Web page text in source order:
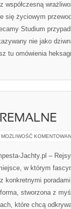
współczesną
się życiowym
Studium
nie jako
tu omówienia
MOŻLIWOŚĆ
Jachty.pl –
w którym
konkretnymi
stworzona z
które chcą